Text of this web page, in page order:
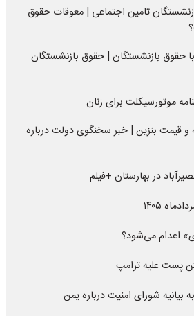
تامین اجتماعی | معوقات حقوق
حقوق بازنشستگان | حقوق بازنشستگان
موتورسیکلت برای زنان
و قیمت بنزین | خبر سخنگوی دولت درباره
در بهارستان +فیلم
اعدام می‌شود؟
پست علیه ترامپ
شورای امنیت درباره یمن